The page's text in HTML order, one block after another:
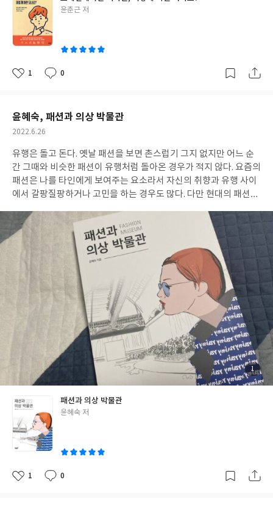
게 배치하는 지 세세하게 설명한다. 실제 우리가 슬라이드 문서를 만
들면서 쉽게 우를 범하는 지점을 예시를 통해 보여준다. bad 문서를
보고 흠? 싶었는데 바로 옆에 good 문서와 함께 비교해서 보여주니
어떤 점이 문제점이 확연히 눈에 들어온다. 개인적으로 관심있게 본
부분이었다. 나는 대부분의 문서를 쓸 때 맑은 고딕을 사용하곤 하기
체가 주는 느낌을 설명하는 챕터인데 나같이 그림이나 사진 자료를
사용하기보다는 주로 글로 프레젠테이션 자료를 만드는 사람에게
었다. 텍스트 위주의 디자인에서 가장 많이 사용하는 글씨체 3종류
와 함께 무료로 사용하면서 프레젠테이션에 맞는 무료 글씨체를 다
운받을 수 있는 사이트까지 설명해주고 있어서 꽤나 도움이 되었다.
사실 이 책을 읽으면서 내가 만들고자 하는 프레젠테이션 슬라이드
말한 부족한 내 디자인 감각 등이 계속 문제가 되긴 했다. 책을 볼 때
면 이해는 가지만 실제 내가 만들 때 적용할 때는 참 힘들다. 그러나
이 책은 분명 쓸모가 있다. 슬라이드의 문제점을 잡아낼 때 확실한
도움이 된 것이다. 나처럼 갑자기 발표할 일이 늘어나거나 마케팅팀
에서 일하게 된 직원이 기초 지식으로써 배워두면 참 좋을 책. 다양
하게 활용할 수 있는 방법과 예시로 쉽게 마음을 열게 해준다. 다음
번에 만들 나의 프레젠테이션 문서가 벌써부터 기대가 된다. 출판사
로부터 도서만을 제공받아 주관적으로 작성한 리뷰입니다.
글
윤춘근 저
좋
1
댓
0
작
윤혜숙, 패션과 의상 박물관
작
일
2022.6.26
유행은 돌고 돈다. 옛날 패션을 보면 촌스럽기 그지 없지만 어느 순
간 그때와 비슷한 패션이 유행처럼 돌아온 경우가 적지 않다. 요즘의
패션은 나를 타인에게 보여주는 요소라서 자신의 취향과 유행 사이
에서 갈팡질팡하거나 고민을 하는 경우도 많다. 다만 현대의 패션은
인 요소는 있지만, 나라마다 개성이 있기는 하지만 한국에서 입고
있는 옷을 다른 나라 여행을 가서 입어도 크게 문제되지 않는다. 그
러나 옛날을 생각해보면 다르다. 같은 동아시아권에서도 영향을 받
아 비슷한 요소가 생기긴 했지만 전혀 느낌이 다르다는 것을 알 수
있다. 그렇다보니 과거 유럽의 패션은 미술 작품을 볼 때마다 얼마나
놀랍던지, 미술사 수업을 들을 때마다 놀랐던 기억이 있다. <패션과
의상 박물관>은 바로 유럽 의상의 역사를 소개하고 있는 책이다. 인
문학 지식을 위해 시작했는데 솔직한 감상으로는 패션이나 서양 문
화사 쪽을 전공하는 사람이 공부를 시작하기에 좋은 책인 것 같다. 5
00페이지가 넘는 방대한 내용에 그림과 사진도 많아서 참고할 거리
가 많을 것 같다. 나처럼 그냥 흥미로워서 읽는 사람들에게도 나쁘지
는 않다. 두께에 조금 놀라지만 생각보다 흥미진진하게 책을 읽을 수
있다. 인류는 왜 옷을 입기 시작했는가?에 대한 물음으로 시작한다.
문명이 발전하기 시작하면서 외부 위협(기후 변화 등)으로부터 몸
을 보호하기 위해서 입기 시작했던 옷은 시간이 가면 갈수록 나를 드
러내는 목적으로 바뀌기 시작한다. 미적 감각이 더해지고 계급이 생
기면서 계급의 차이를 보여주는 요소가 되기도 한다. 그리고 이는 의
상 뿐만 아니라 각종 악세사리나 신발 등 소품까지도 변화하는 계기
터 현대까지 유럽의 수많은 의상과 패션의 변화를 통해 어떤 식으로
첨
부
된
사
1
패션과 의상 박물관
글
윤혜숙 저
좋
1
댓
0
작